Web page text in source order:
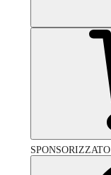
SPONSORIZZATO